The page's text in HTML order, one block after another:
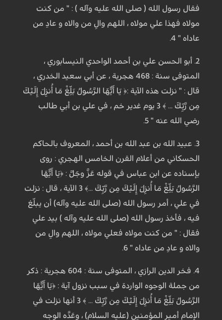
فقال رسول الله ( صلى الله عليه وآله ) : " من كنت
مولاه فهذا علي مولاه ، اللهم والِ من والاه و عادِ من
عاداه " 4.
2. أبو الحسن علي بن أحمد الواحدي النيسابوري ،
المتوفى سنة : 468 هجرية ، عن أبي سعيد الخدري ،
قال : " نزلت هذه الآية :﴿ يَا أَيُّهَا الرَّسُولُ بَلِّغْ مَا أُنزِلَ إِلَيْكَ
مِن رَّبِّكَ ... ﴾ 3 يوم غدير خم ، في علي بن أبي طالب
رضي الله عنه " 5.
3. عبيد الله بن عبد الله بن أحمد ، المعروف بالحاكم
الحسكاني من أعلام القرن الخامس الهجري : روى
بإسناده عن ابن عباس في قوله عَزَّ وجَلَّ : ﴿يَا أَيُّهَا
الرَّسُولُ بَلِّغْ مَا أُنزِلَ إِلَيْكَ مِن رَّبِّكَ ...﴾ 3 الآية ، قال : نزلت
في علي ، أمر رسول الله (صلى الله عليه وآله) أن يبلّغ
فيه ، فأخذ رسول الله (صلى الله عليه وآله ) بيد علي
فقال : " من كنت مولاه فعلي مولاه ، اللهم والِ من
والاه و عادِ من عاداه " 6.
4. فخر الدين الرازي ، المتوفى سنة : 604 هجرية : ذكر
من جملة الوجوه الواردة في سبب نزول آية : ﴿يَا أَيُّهَا
الرَّسُولُ بَلِّغْ مَا أُنزِلَ إِلَيْكَ مِن رَّبِّكَ ... ﴾ 3 أنها نزلت في
الإمام أمير المؤمنين (عليه السلام) ، وعَدَّه الوجه